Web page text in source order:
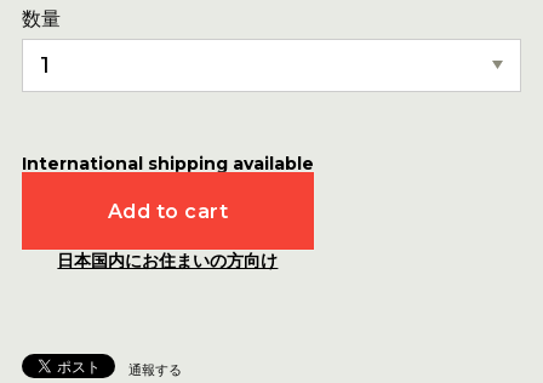
数量
International shipping available
Add to cart
日本国内にお住まいの方向け
通報する